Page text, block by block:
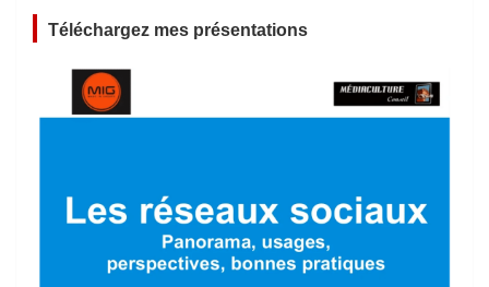
Téléchargez mes présentations